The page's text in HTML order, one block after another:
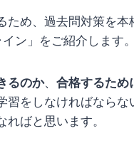
ため、過去問対策を
ン」をご紹介します。
るのか、 合格するため
習をしなければなら
ばと思います。